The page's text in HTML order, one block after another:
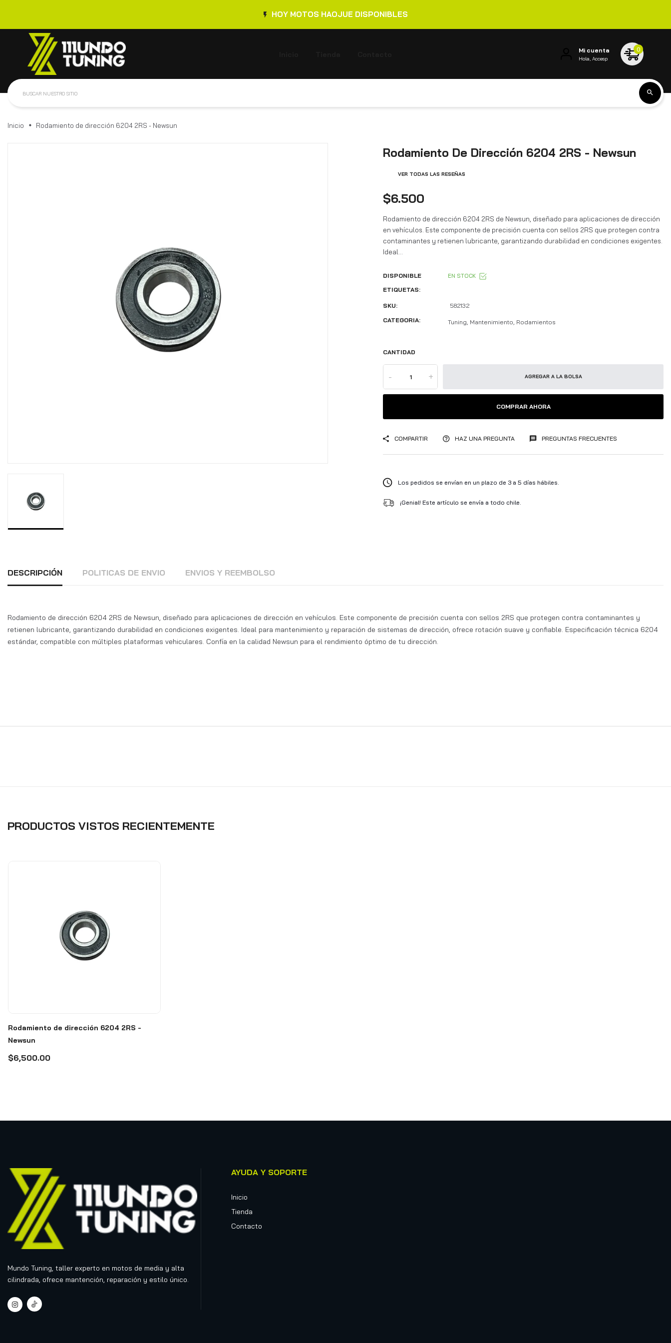
HOY MOTOS HAOJUE DISPONIBLES
Mi cuenta
Hola, Accesp
0
Inicio Rodamiento de dirección 6204 2RS - Newsun
Rodamiento De Dirección 6204 2RS - Newsun
VER TODAS LAS RESEÑAS
$6.500
Rodamiento de dirección 6204 2RS de Newsun, diseñado para aplicaciones de dirección
en vehículos. Este componente de precisión cuenta con sellos 2RS que protegen contra
contaminantes y retienen lubricante, garantizando durabilidad en condiciones exigentes.
Ideal...
DISPONIBLE EN STOCK
ETIQUETAS:
SKU:
582132
CATEGORIA:
Tuning, Mantenimiento, Rodamientos
CANTIDAD
- + AGREGAR A LA BOLSA
COMPRAR AHORA
COMPARTIR HAZ UNA PREGUNTA PREGUNTAS FRECUENTES
Los pedidos se envían en un plazo de 3 a 5 días hábiles.
¡Genial! Este artículo se envía a todo chile.
DESCRIPCIÓN POLITICAS DE ENVIO ENVIOS Y REEMBOLSO
Rodamiento de dirección 6204 2RS de Newsun, diseñado para aplicaciones de dirección en vehículos. Este componente de precisión cuenta con sellos 2RS que protegen contra contaminantes y
retienen lubricante, garantizando durabilidad en condiciones exigentes. Ideal para mantenimiento y reparación de sistemas de dirección, ofrece rotación suave y confiable. Especificación técnica 6204
estándar, compatible con múltiples plataformas vehiculares. Confía en la calidad Newsun para el rendimiento óptimo de tu dirección.
PRODUCTOS VISTOS RECIENTEMENTE
Rodamiento de dirección 6204 2RS -
Newsun
$6,500.00
Mundo Tuning, taller experto en motos de media y alta
cilindrada, ofrece mantención, reparación y estilo único.
AYUDA Y SOPORTE
Inicio
Tienda
Contacto